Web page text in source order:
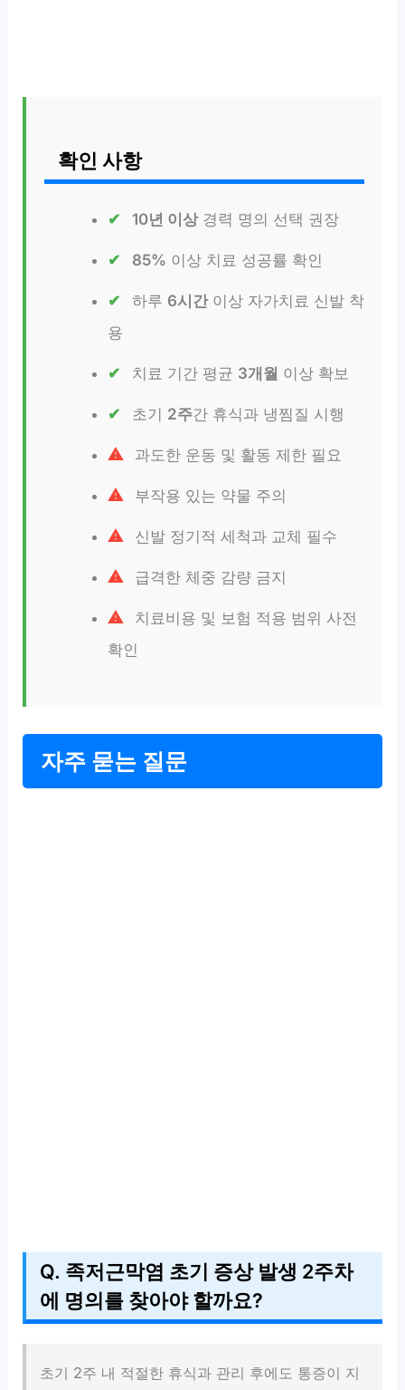
확인 사항
10년 이상경력 명의 선택 권장
85% 이상 치료 성공률 확인
하루 6시간이상 자가치료 신발 착
용
치료 기간 평균 3개월 이상 확보
초기 2주간 휴식과 냉찜질 시행
과도한 운동 및 활동 제한 필요
부작용 있는 약물 주의
신발 정기적 세척과 교체 필수
급격한 체중 감량 금지
치료비용 및 보험 적용 범위 사전
확인
자주 묻는 질문
Q. 족저근막염 초기 증상 발생 2주차
에 명의를 찾아야 할까요?
초기 2주 내 적절한 휴식과 관리 후에도 통증이 지